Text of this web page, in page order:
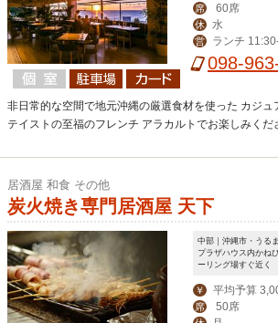
席 60席
休 水
営
ランチ
ィナー 17:30-
098-
非日常的な空間で地元沖縄の厳選食材を使った カジュ
テイストの至福のフレンチ アラカルトでお楽しみくだ
居酒屋 和食 その他
炭火焼き専門居酒屋 天下
中部｜沖縄市・うる
プラザハウス内かね
ーリング場すぐ近く
￥ 平均予算
席 50席